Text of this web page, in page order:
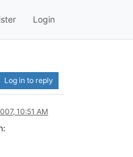
Login
Log in to reply
10:51 AM